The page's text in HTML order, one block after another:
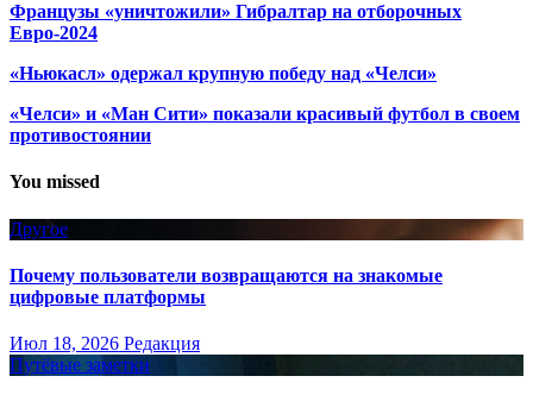
Французы «уничтожили» Гибралтар на отборочных
Евро-2024
«Ньюкасл» одержал крупную победу над «Челси»
«Челси» и «Ман Сити» показали красивый футбол в своем
противостоянии
You missed
Другое
Почему пользователи возвращаются на знакомые
цифровые платформы
Июл 18, 2026 Редакция
Путёвые заметки